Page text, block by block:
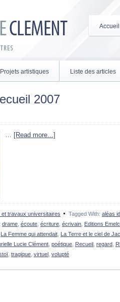
Accueil
Projets artistiques Liste des articles
2007
… [Read more...]
et travaux universitaires Tagged With: aléas
drame écoute écriture écrivain Editions
La Femme qui attendait La Terre et le ciel de
Lucie Clément poétique Recueil regard
tragique virtuel volupté